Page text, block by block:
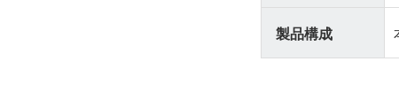
製品構成